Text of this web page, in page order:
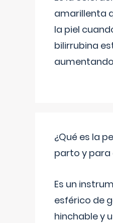
amarillenta
la piel
bilirrubina
¿Qué es la
parto y para
Es un
esférico de
hinchable y